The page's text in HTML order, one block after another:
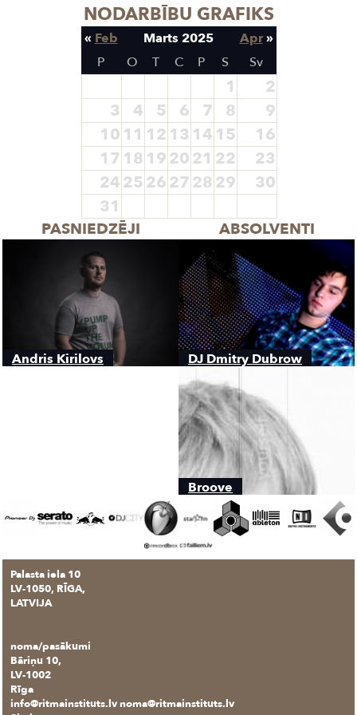
NODARBĪBU GRAFIKS
« Feb Marts 2025 Apr»
P
O T C P S Sv
1
2
3
4 5 6 7 8
9
10 11 12 13 14 15
16
17 18 19 20 21 22
23
24 25 26 27 28 29
30
31
PASNIEDZĒJI
Andris Kirilovs
ABSOLVENTI
DJ Dmitry Dubrow
Broove
Palasta iela 10
LV-1050, RĪGA,
LATVIJA
noma/pasākumi
Bāriņu 10,
LV-1002
Rīga
info@ritmainstituts.lv noma@ritmainstituts.lv